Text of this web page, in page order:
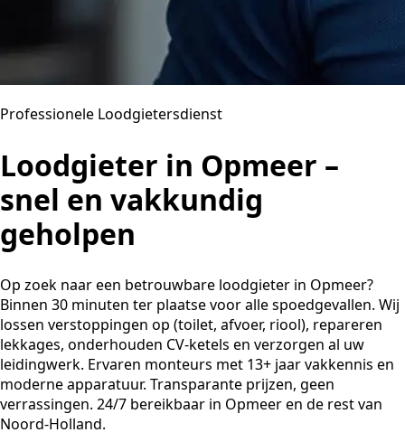
Professionele Loodgietersdienst
Loodgieter in Opmeer –
snel en vakkundig
geholpen
Op zoek naar een betrouwbare loodgieter in Opmeer?
Binnen 30 minuten ter plaatse voor alle spoedgevallen. Wij
lossen verstoppingen op (toilet, afvoer, riool), repareren
lekkages, onderhouden CV-ketels en verzorgen al uw
leidingwerk. Ervaren monteurs met 13+ jaar vakkennis en
moderne apparatuur. Transparante prijzen, geen
verrassingen. 24/7 bereikbaar in Opmeer en de rest van
Noord-Holland.